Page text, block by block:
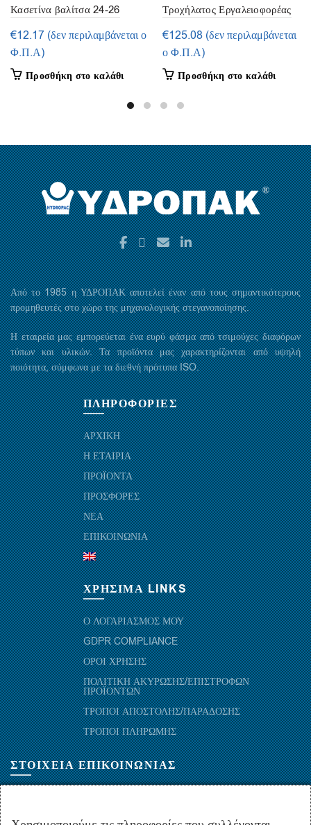
Κασετίνα βαλίτσα 24-26
θέσεων
€12.17 (δεν περιλαμβάνεται ο
Φ.Π.Α)
Προσθήκη στο καλάθι
Τροχήλατος Εργαλειοφορέας
Yato (YT-09102)
€125.08 (δεν περιλαμβάνεται
ο Φ.Π.Α)
Προσθήκη στο καλάθι
Από το 1985 η ΥΔΡΟΠΑΚ αποτελεί έναν από τους σημαντικότερους
προμηθευτές στο χώρο της μηχανολογικής στεγανοποίησης.
Η εταιρεία μας εμπορεύεται ένα ευρύ φάσμα από τσιμούχες διαφόρων
τύπων και υλικών. Τα προϊόντα μας χαρακτηρίζονται από υψηλή
ποιότητα, σύμφωνα με τα διεθνή πρότυπα ISO.
ΠΛΗΡΟΦΟΡΙΕΣ
ΑΡΧΙΚΗ
Η ΕΤΑΙΡΙΑ
ΠΡΟΪΟΝΤΑ
ΠΡΟΣΦΟΡΕΣ
ΝΕΑ
ΕΠΙΚΟΙΝΩΝΙΑ
ΧΡΗΣΙΜΑ LINKS
Ο ΛΟΓΑΡΙΑΣΜΟΣ ΜΟΥ
GDPR COMPLIANCE
ΟΡΟΙ ΧΡΗΣΗΣ
ΠΟΛΙΤΙΚΗ ΑΚΥΡΩΣΗΣ/ΕΠΙΣΤΡΟΦΩΝ
ΠΡΟΪΟΝΤΩΝ
ΤΡΟΠΟΙ ΑΠΟΣΤΟΛΗΣ/ΠΑΡΑΔΟΣΗΣ
ΤΡΟΠΟΙ ΠΛΗΡΩΜΗΣ
ΣΤΟΙΧΕΙΑ ΕΠΙΚΟΙΝΩΝΙΑΣ
+30.210-5143367,+30.210-5154659,+30.210-5147842